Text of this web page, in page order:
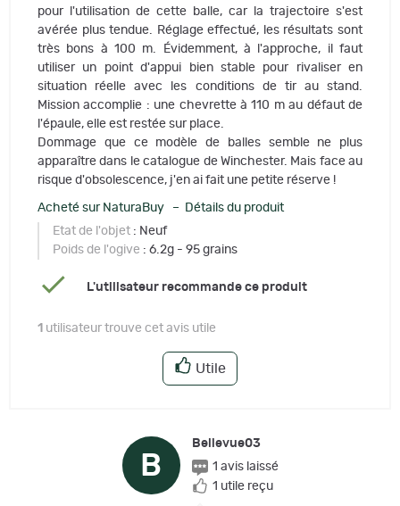
pour l'utilisation de cette balle, car la trajectoire s'est
avérée plus tendue. Réglage effectué, les résultats sont
très bons à 100 m. Évidemment, à l'approche, il faut
utiliser un point d'appui bien stable pour rivaliser en
situation réelle avec les conditions de tir au stand.
Mission accomplie : une chevrette à 110 m au défaut de
l'épaule, elle est restée sur place.
Dommage que ce modèle de balles semble ne plus
apparaître dans le catalogue de Winchester. Mais face au
risque d'obsolescence, j'en ai fait une petite réserve !
Acheté sur NaturaBuy – Détails du produit
Etat de l'objet : Neuf
Poids de l'ogive : 6.2g - 95 grains
L'utilisateur recommande ce produit
1 utilisateur trouve cet avis utile
Utile
B
Bellevue03
1 avis laissé
1 utile reçu